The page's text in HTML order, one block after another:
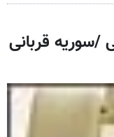
/سوریه قربانی